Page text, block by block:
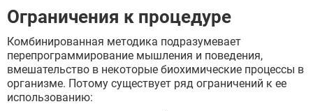
Ограничения к процедуре
Комбинированная методика подразумевает
перепрограммирование мышления и поведения,
вмешательство в некоторые биохимические процессы в
организме. Потому существует ряд ограничений к ее
использованию: